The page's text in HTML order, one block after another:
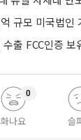
화나요
0
슬